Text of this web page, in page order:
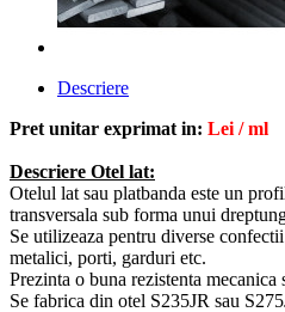
Descriere
Pret unitar exprimat in: Lei / ml
Descriere Otel lat:
Otelul lat sau platbanda este un
transversala sub forma unui
Se utilizeaza pentru diverse
metalici, porti, garduri etc.
Prezinta o buna rezistenta
Se fabrica din otel S235JR sau